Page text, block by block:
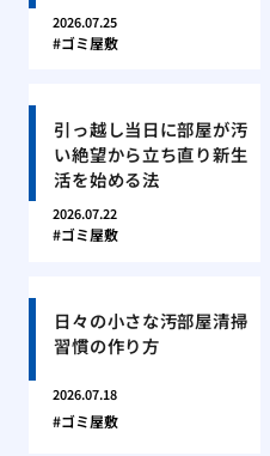
2026.07.25
ゴミ屋敷
引っ越し当日に部屋が汚
い絶望から立ち直り新生
活を始める法
2026.07.22
ゴミ屋敷
日々の小さな汚部屋清掃
習慣の作り方
2026.07.18
ゴミ屋敷